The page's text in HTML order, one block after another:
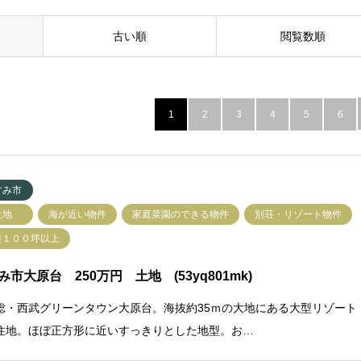
古い順 閲覧数順
1 2 3 4 5 6
み市
地 海が近い物件 家庭菜園のできる物件 別荘・リゾート物件
００坪以上
市大原台 250万円 土地 (53yq801mk)
・西武グリーンタウン大原台。海抜約35ｍの大地にある大型リゾート
地。ほぼ正方形に近いすっきりとした地型。お…